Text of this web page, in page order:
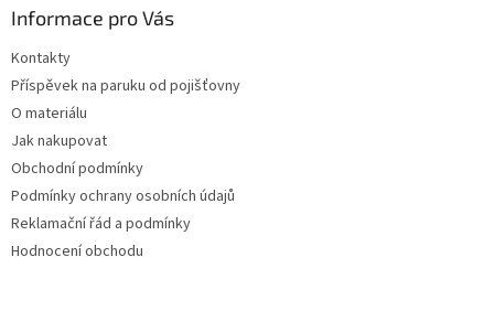
Informace pro Vás
Kontakty
Příspěvek na paruku od pojišťovny
O materiálu
Jak nakupovat
Obchodní podmínky
Podmínky ochrany osobních údajů
Reklamační řád a podmínky
Hodnocení obchodu